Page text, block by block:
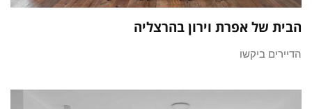
הבית של אפרת וירון בהרצליה
הדיירים ביקשו